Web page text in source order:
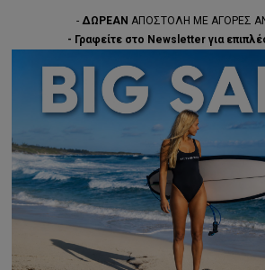
- ΔΩΡΕΑΝ ΑΠΟΣΤΟΛΗ ΜΕ ΑΓΟΡΕΣ
- Γραφείτε στο Newsletter για